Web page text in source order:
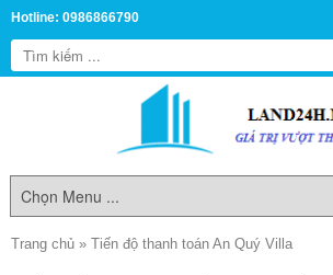
Hotline: 0986866790
Trang chủ » Tiến độ thanh toán An Quý Villa